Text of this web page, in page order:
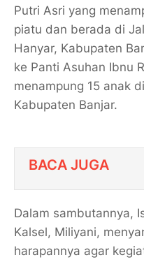
Putri Asri yang
piatu dan berada di
Hanyar, Kabupaten
ke Panti Asuhan Ibnu
menampung 15 anak
Kabupaten Banjar.
BACA JUGA
Dalam sambutannya,
Kalsel, Miliyani,
harapannya agar